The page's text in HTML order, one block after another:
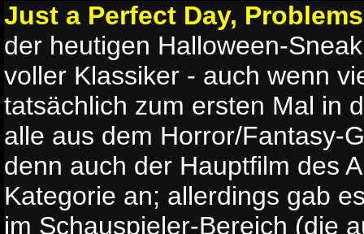
Just a Perfect Day,
der heutigen Halloween-
voller Klassiker - auch wenn
tatsächlich zum ersten Mal in
alle aus dem Horror/Fantasy-
denn auch der Hauptfilm des
Kategorie an; allerdings gab
im Schauspieler-Bereich (die